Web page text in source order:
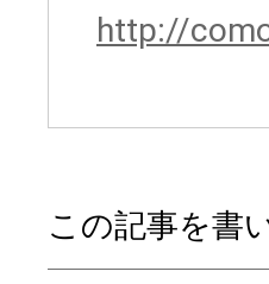
http://
この記事を書